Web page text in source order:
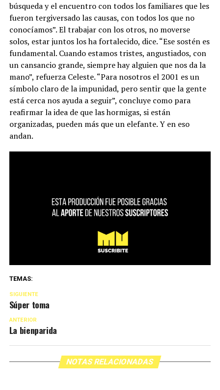
búsqueda y el encuentro con todos los familiares que les
fueron tergiversado las causas, con todos los que no
conocíamos”. El trabajar con los otros, no moverse
solos, estar juntos los ha fortalecido, dice. “Ese sostén es
fundamental. Cuando estamos tristes, angustiados, con
un cansancio grande, siempre hay alguien que nos da la
mano”, refuerza Celeste. “Para nosotros el 2001 es un
símbolo claro de la impunidad, pero sentir que la gente
está cerca nos ayuda a seguir”, concluye como para
reafirmar la idea de que las hormigas, si están
organizadas, pueden más que un elefante. Y en eso
andan.
TEMAS:
SIGUIENTE
Súper toma
ANTERIOR
La bienparida
NOTAS RELACIONADAS